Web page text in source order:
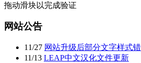
拖动滑块以完成验证
网站公告
11/27 网站升级后部分文字样式
11/13 LEAP中文汉化文件更新